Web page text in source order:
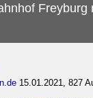
Freyburg
15.01.2021, 827